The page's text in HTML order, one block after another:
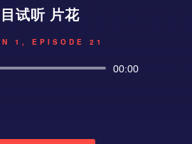
试听 片花
1, EPISODE 21
音
00:00